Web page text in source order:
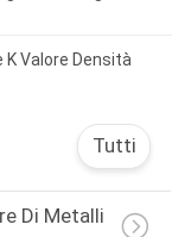
Valore Densità
Tutti
Di Metalli